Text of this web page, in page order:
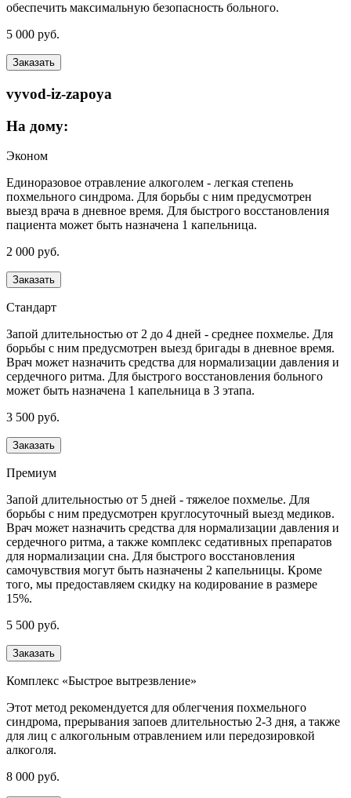
обеспечить максимальную безопасность больного.
5 000 руб.
Заказать
vyvod-iz-zapoya
На дому:
Эконом
Единоразовое отравление алкоголем - легкая степень
похмельного синдрома. Для борьбы с ним предусмотрен
выезд врача в дневное время. Для быстрого восстановления
пациента может быть назначена 1 капельница.
2 000 руб.
Заказать
Стандарт
Запой длительностью от 2 до 4 дней - среднее похмелье. Для
борьбы с ним предусмотрен выезд бригады в дневное время.
Врач может назначить средства для нормализации давления и
сердечного ритма. Для быстрого восстановления больного
может быть назначена 1 капельница в 3 этапа.
3 500 руб.
Заказать
Премиум
Запой длительностью от 5 дней - тяжелое похмелье. Для
борьбы с ним предусмотрен круглосуточный выезд медиков.
Врач может назначить средства для нормализации давления и
сердечного ритма, а также комплекс седативных препаратов
для нормализации сна. Для быстрого восстановления
самочувствия могут быть назначены 2 капельницы. Кроме
того, мы предоставляем скидку на кодирование в размере
15%.
5 500 руб.
Заказать
Комплекс «Быстрое вытрезвление»
Этот метод рекомендуется для облегчения похмельного
синдрома, прерывания запоев длительностью 2-3 дня, а также
для лиц с алкогольным отравлением или передозировкой
алкоголя.
8 000 руб.